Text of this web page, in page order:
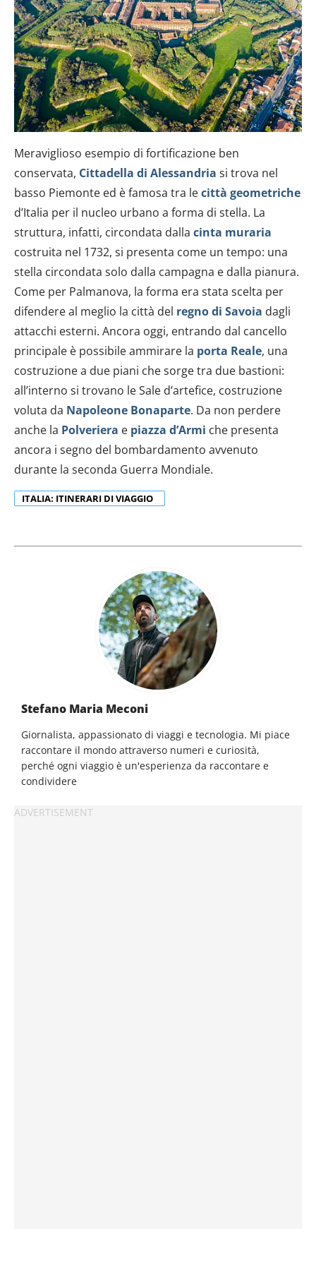
Meraviglioso esempio di fortificazione ben
conservata, Cittadella di Alessandria si trova nel
basso Piemonte ed è famosa tra lecittà geometriche
d’Italia per il nucleo urbano a forma di stella. La
struttura, infatti, circondata dalla cinta muraria
costruita nel 1732, si presenta come un tempo: una
stella circondata solo dalla campagna e dalla pianura.
Come per Palmanova, la forma era stata scelta per
difendere al meglio la città del regno di Savoia dagli
attacchi esterni. Ancora oggi, entrando dal cancello
principale è possibile ammirare la porta Reale, una
costruzione a due piani che sorge tra due bastioni:
all’interno si trovano le Sale d’artefice, costruzione
voluta da Napoleone Bonaparte. Da non perdere
anche la Polveriera e piazza d’Armi che presenta
ancora i segno del bombardamento avvenuto
durante la seconda Guerra Mondiale.
ITALIA: ITINERARI DI VIAGGIO
Stefano Maria Meconi
Giornalista, appassionato di viaggi e tecnologia. Mi piace
raccontare il mondo attraverso numeri e curiosità,
perché ogni viaggio è un'esperienza da raccontare e
condividere